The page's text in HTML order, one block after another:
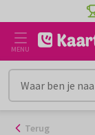
naar
inhoud
MENU
Terug